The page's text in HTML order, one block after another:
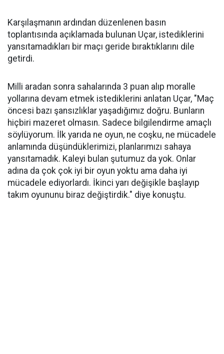
Karşılaşmanın ardından düzenlenen basın
toplantısında açıklamada bulunan Uçar, istediklerini
yansıtamadıkları bir maçı geride bıraktıklarını dile
getirdi.
Milli aradan sonra sahalarında 3 puan alıp moralle
yollarına devam etmek istediklerini anlatan Uçar, "Maç
öncesi bazı şansızlıklar yaşadığımız doğru. Bunların
hiçbiri mazeret olmasın. Sadece bilgilendirme amaçlı
söylüyorum. İlk yarıda ne oyun, ne coşku, ne mücadele
anlamında düşündüklerimizi, planlarımızı sahaya
yansıtamadık. Kaleyi bulan şutumuz da yok. Onlar
adına da çok çok iyi bir oyun yoktu ama daha iyi
mücadele ediyorlardı. İkinci yarı değişikle başlayıp
takım oyununu biraz değiştirdik." diye konuştu.